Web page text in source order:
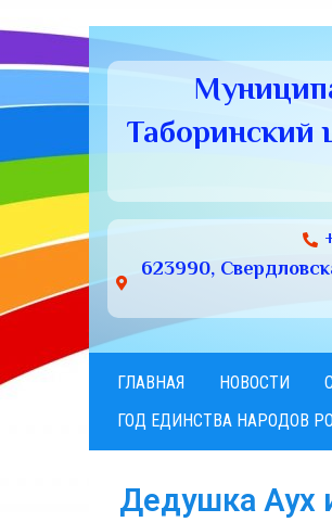
Таборинский
623990,
ГЛАВНАЯ НОВОСТИ
ГОД ЕДИНСТВА НАРОДОВ
Дедушка Аух